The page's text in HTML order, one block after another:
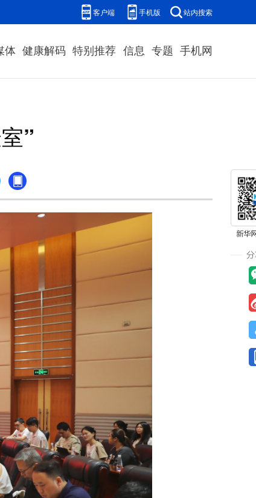
客户端 手机版 站内搜索
体 健康解码 特别推荐 信息 专题 手机网
”